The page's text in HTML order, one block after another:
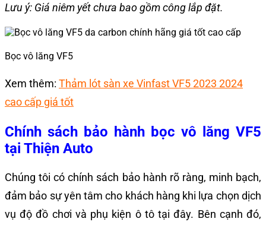
Lưu ý: Giá niêm yết chưa bao gồm công lắp đặt.
Bọc vô lăng VF5
Xem thêm: Thảm lót sàn xe Vinfast VF5 2023 2024
cao cấp giá tốt
Chính sách bảo hành bọc vô lăng VF5
tại Thiện Auto
Chúng tôi có chính sách bảo hành rõ ràng, minh bạch,
đảm bảo sự yên tâm cho khách hàng khi lựa chọn dịch
vụ độ đồ chơi và phụ kiện ô tô tại đây. Bên cạnh đó,